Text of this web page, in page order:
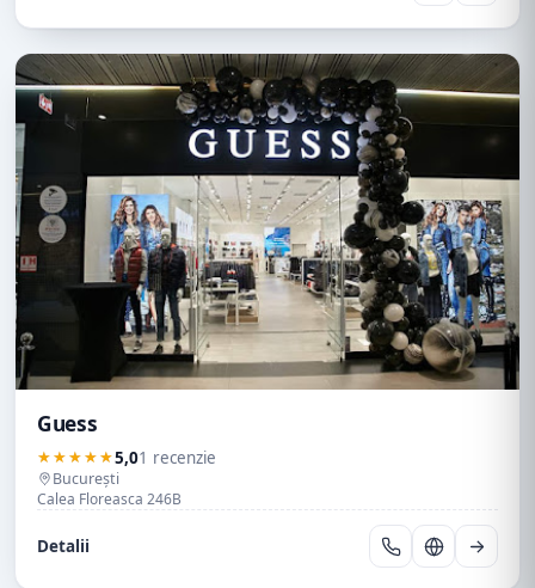
Guess
★★★★★5,01 recenzie
București
Calea Floreasca 246B
Detalii